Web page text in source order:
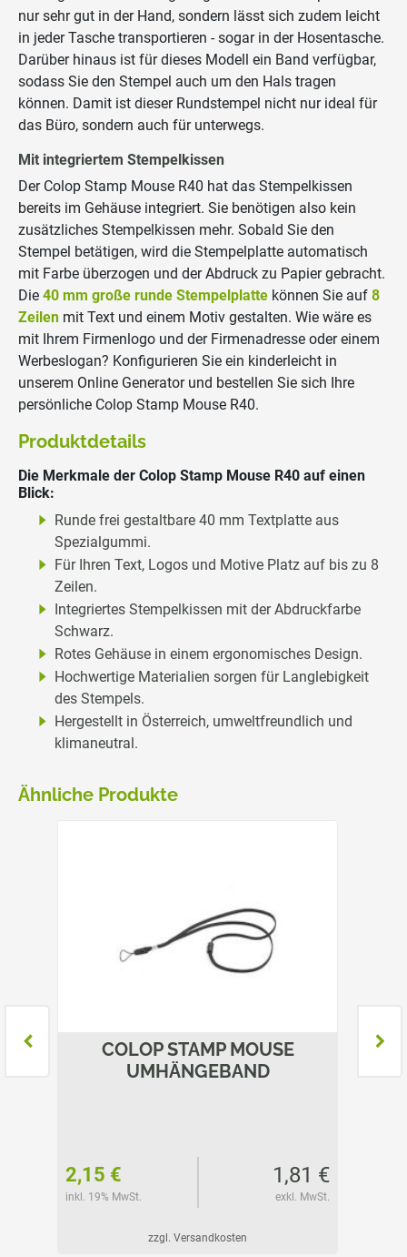
nur sehr gut in der Hand, sondern lässt sich zudem leicht
in jeder Tasche transportieren - sogar in der Hosentasche.
Darüber hinaus ist für dieses Modell ein Band verfügbar,
sodass Sie den Stempel auch um den Hals tragen
können. Damit ist dieser Rundstempel nicht nur ideal für
das Büro, sondern auch für unterwegs.
Mit integriertem Stempelkissen
Der Colop Stamp Mouse R40 hat das Stempelkissen
bereits im Gehäuse integriert. Sie benötigen also kein
zusätzliches Stempelkissen mehr. Sobald Sie den
Stempel betätigen, wird die Stempelplatte automatisch
mit Farbe überzogen und der Abdruck zu Papier gebracht.
Die 40 mm große runde Stempelplatte können Sie auf 8
Zeilen mit Text und einem Motiv gestalten. Wie wäre es
mit Ihrem Firmenlogo und der Firmenadresse oder einem
Werbeslogan? Konfigurieren Sie ein kinderleicht in
unserem Online Generator und bestellen Sie sich Ihre
persönliche Colop Stamp Mouse R40.
Produktdetails
Die Merkmale der Colop Stamp Mouse R40 auf einen
Blick:
Runde frei gestaltbare 40 mm Textplatte aus
Spezialgummi.
Für Ihren Text, Logos und Motive Platz auf bis zu 8
Zeilen.
Integriertes Stempelkissen mit der Abdruckfarbe
Schwarz.
Rotes Gehäuse in einem ergonomisches Design.
Hochwertige Materialien sorgen für Langlebigkeit
des Stempels.
Hergestellt in Österreich, umweltfreundlich und
klimaneutral.
Ähnliche Produkte
COLOP STAMP MOUSE
UMHÄNGEBAND
2,15 €
inkl. 19% MwSt.
1,81 €
exkl. MwSt.
zzgl. Versandkosten